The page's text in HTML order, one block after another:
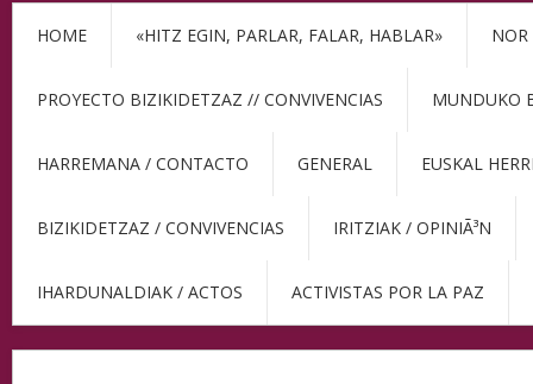
HOME «HITZ EGIN, PARLAR, FALAR, HABLAR» NOR
PROYECTO BIZIKIDETZAZ // CONVIVENCIAS MUNDUKO
HARREMANA / CONTACTO GENERAL EUSKAL
BIZIKIDETZAZ / CONVIVENCIAS IRITZIAK / OPINIÃ³N
IHARDUNALDIAK / ACTOS ACTIVISTAS POR LA PAZ